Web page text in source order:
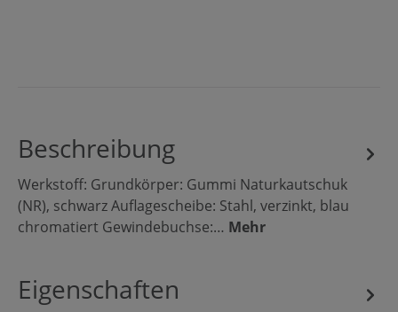
Beschreibung
Werkstoff: Grundkörper: Gummi Naturkautschuk
(NR), schwarz Auflagescheibe: Stahl, verzinkt, blau
chromatiert Gewindebuchse:… Mehr
Eigenschaften